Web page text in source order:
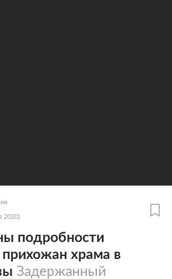
2020)
подробности
храма в
Задержанный